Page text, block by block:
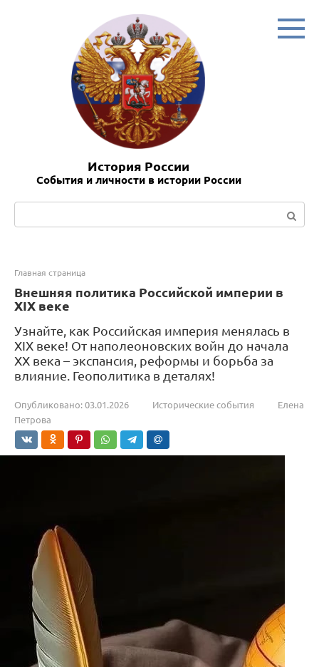
История России
События и личности в истории России
Поиск:
Главная страница
Внешняя политика Российской империи в
XIX веке
Узнайте, как Российская империя менялась в
XIX веке! От наполеоновских войн до начала
XX века – экспансия, реформы и борьба за
влияние. Геополитика в деталях!
Опубликовано:03.01.2026 Исторические события
Елена
Петрова